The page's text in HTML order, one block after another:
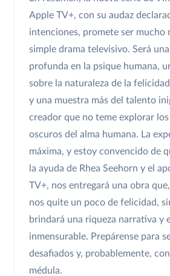
Apple TV+, con su audaz
intenciones, promete ser mucho
simple drama televisivo. Será
profunda en la psique humana,
sobre la naturaleza de la
y una muestra más del talento
creador que no teme explorar
oscuros del alma humana. La
máxima, y estoy convencido de
la ayuda de Rhea Seehorn y el
TV+, nos entregará una obra
nos quite un poco de felicidad,
brindará una riqueza narrativa y
inmensurable. Prepárense para
desafiados y, probablemente,
médula.